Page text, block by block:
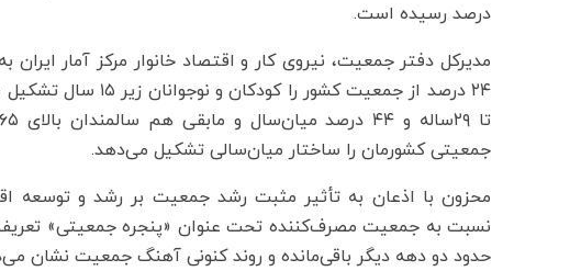
درصد رسیده است.
مدیرکل دفتر جمعیت، نیروی کار و اقتصاد خانوار مرکز آمار
جمعیتی کشورمان را ساختار میان‌سالی تشکیل می‌دهد.
محزون با اذعان به تأثیر مثبت رشد جمعیت بر رشد و توسعه
نسبت به جمعیت مصرف‌کننده تحت عنوان «پنجره جمعیتی»
حدود دو دهه دیگر باقی‌مانده و روند کنونی آهنگ جمعیت نشان